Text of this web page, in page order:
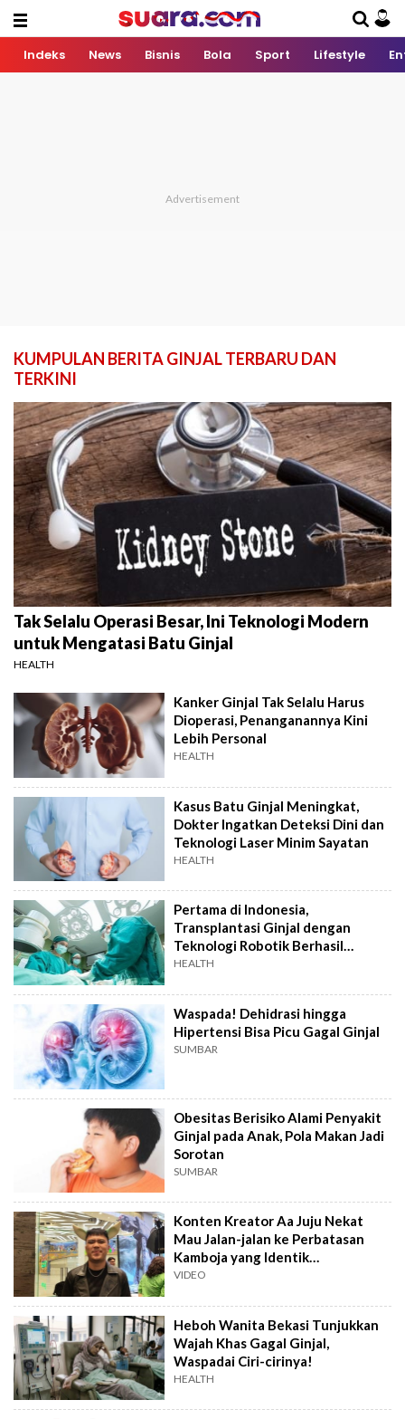
Indeks News Bisnis Bola Sport Lifestyle
KUMPULAN BERITA GINJAL TERBARU DAN
TERKINI
Tak Selalu Operasi Besar, Ini Teknologi Modern
untuk Mengatasi Batu Ginjal
HEALTH
Kanker Ginjal Tak Selalu Harus
Dioperasi, Penanganannya Kini
Lebih Personal
HEALTH
Kasus Batu Ginjal Meningkat,
Dokter Ingatkan Deteksi Dini dan
Teknologi Laser Minim Sayatan
HEALTH
Pertama di Indonesia,
Transplantasi Ginjal dengan
Teknologi Robotik Berhasil
Dilakukan di RS Ini
HEALTH
Waspada! Dehidrasi hingga
Hipertensi Bisa Picu Gagal Ginjal
SUMBAR
Obesitas Berisiko Alami Penyakit
Ginjal pada Anak, Pola Makan Jadi
Sorotan
SUMBAR
Konten Kreator Aa Juju Nekat
Mau Jalan-jalan ke Perbatasan
Kamboja yang Identik
Perdagangan Ginjal
VIDEO
Heboh Wanita Bekasi Tunjukkan
Wajah Khas Gagal Ginjal,
Waspadai Ciri-cirinya!
HEALTH